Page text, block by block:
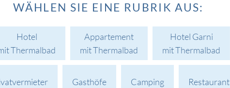
WÄHLEN SIE EINE RUBRIK AUS:
Hotel
Thermalbad
Appartement
mit Thermalbad
Hotel Garni
mit Thermalbad
Gasthöfe Camping Restaurant